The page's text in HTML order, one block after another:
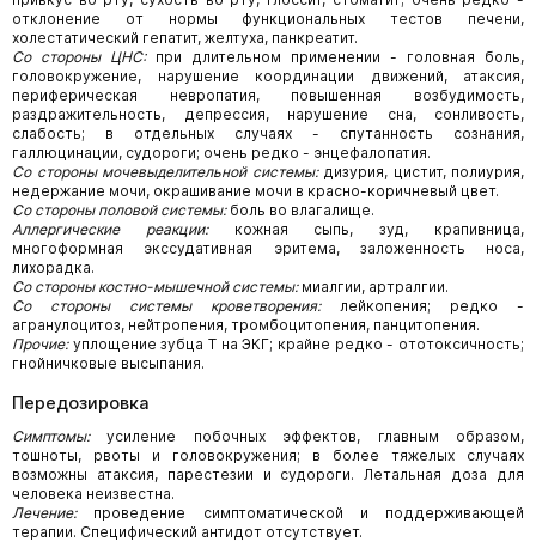
отклонение от нормы функциональных тестов печени,
холестатический гепатит, желтуха, панкреатит.
Со стороны ЦНС: при длительном применении - головная боль,
головокружение, нарушение координации движений, атаксия,
периферическая невропатия, повышенная возбудимость,
раздражительность, депрессия, нарушение сна, сонливость,
слабость; в отдельных случаях - спутанность сознания,
галлюцинации, судороги; очень редко - энцефалопатия.
Со стороны мочевыделительной системы: дизурия, цистит, полиурия,
недержание мочи, окрашивание мочи в красно-коричневый цвет.
Со стороны половой системы:боль во влагалище.
Аллергические реакции: кожная сыпь, зуд, крапивница,
многоформная экссудативная эритема, заложенность носа,
лихорадка.
Со стороны костно-мышечной системы: миалгии, артралгии.
Со стороны системы кроветворения: лейкопения; редко -
агранулоцитоз, нейтропения, тромбоцитопения, панцитопения.
Прочие: уплощение зубца Т на ЭКГ; крайне редко - ототоксичность;
гнойничковые высыпания.
Передозировка
Симптомы:усиление побочных эффектов, главным образом,
тошноты, рвоты и головокружения; в более тяжелых случаях
возможны атаксия, парестезии и судороги. Летальная доза для
человека неизвестна.
Лечение:проведение симптоматической и поддерживающей
терапии. Специфический антидот отсутствует.